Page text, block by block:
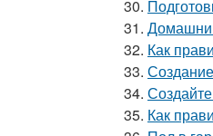
30.
31.
32. Как
33.
34.
35. Как